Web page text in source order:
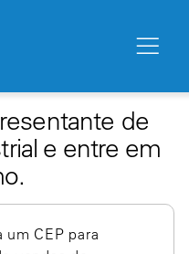
de
e entre em
CEP para